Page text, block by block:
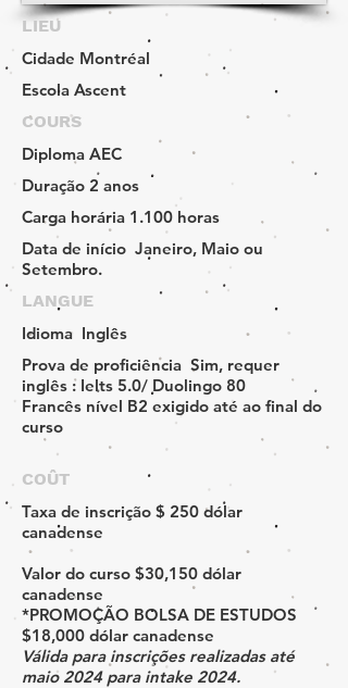
LIEU
Cidade Montréal
Escola Ascent
COURS
Diploma AEC
Duração 2 anos
Carga horária 1.100 horas
Data de início Janeiro, Maio ou
Setembro.
LANGUE
Idioma Inglês
Prova de proficiência Sim, requer
inglês : Ielts 5.0/ Duolingo 80
Francês nível B2 exigido até ao final do
curso
COÛT
Taxa de inscrição $ 250 dólar
canadense
Valor do curso $30,150 dólar
canadense
*PROMOÇÃO BOLSA DE ESTUDOS
$18,000 dólar canadense
Válida para inscrições realizadas até
maio 2024 para intake 2024.